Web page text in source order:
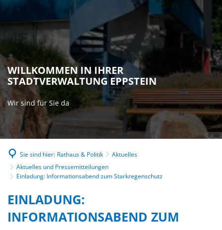
© JBE
WILLKOMMEN IN IHRER
STADTVERWALTUNG EPPSTEIN
Wir sind für Sie da
Sie sind hier: Rathaus & Politik
Aktuelles
Aktuelles und Pressemitteilungen
Einladung: Informationsabend zum Starkregenschutz
EINLADUNG:
INFORMATIONSABEND ZUM